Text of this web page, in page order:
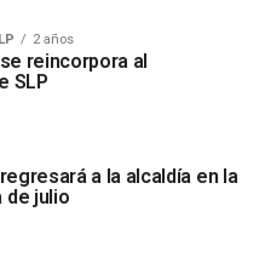
2 años
reincorpora al
SLP
a la alcaldía en la
de julio